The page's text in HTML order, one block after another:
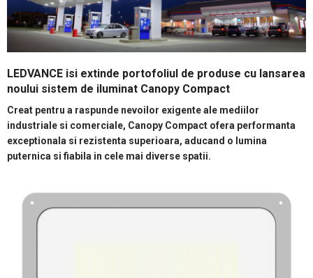
LEDVANCE isi extinde portofoliul de produse cu lansarea
noului sistem de iluminat Canopy Compact
Creat pentru a raspunde nevoilor exigente ale mediilor
industriale si comerciale, Canopy Compact ofera performanta
exceptionala si rezistenta superioara, aducand o lumina
puternica si fiabila in cele mai diverse spatii.